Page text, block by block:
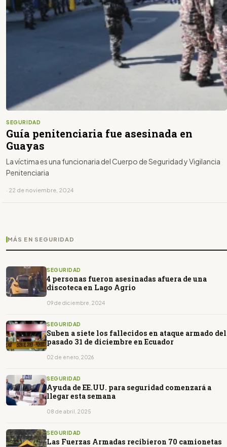
SEGURIDAD
Guía penitenciaria fue asesinada en
Guayas
La víctima es una funcionaria del Cuerpo de Seguridad y Vigilancia
Penitenciaria
· 22 de noviembre, 2024
MÁS EN SEGURIDAD
SEGURIDAD
4 personas fueron asesinadas afuera de una
discoteca en Lago Agrio
09 de diciembre, 2024
SEGURIDAD
Suben a siete los fallecidos en ataque armado del
pasado 31 de diciembre en Ecuador
02 de enero, 2026
SEGURIDAD
Ayuda de EE.UU. para seguridad comenzará a
llegar esta semana
08 de abril, 2025
SEGURIDAD
Las Fuerzas Armadas recibieron 70 camionetas